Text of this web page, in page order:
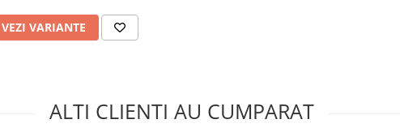
VEZI VARIANTE
ALTI CLIENTI AU CUMPARAT